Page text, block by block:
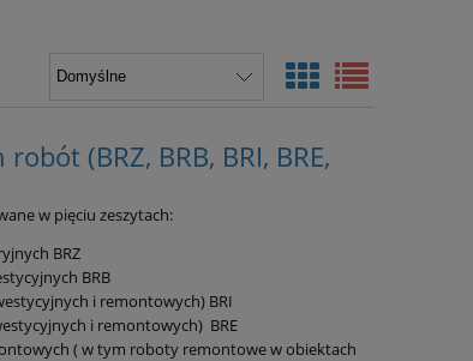
(BRZ, BRB, BRI, BRE,
w pięciu zeszytach:
BRZ
BRB
i remontowych) BRI
i remontowych) BRE
( w tym roboty remontowe w obiektach